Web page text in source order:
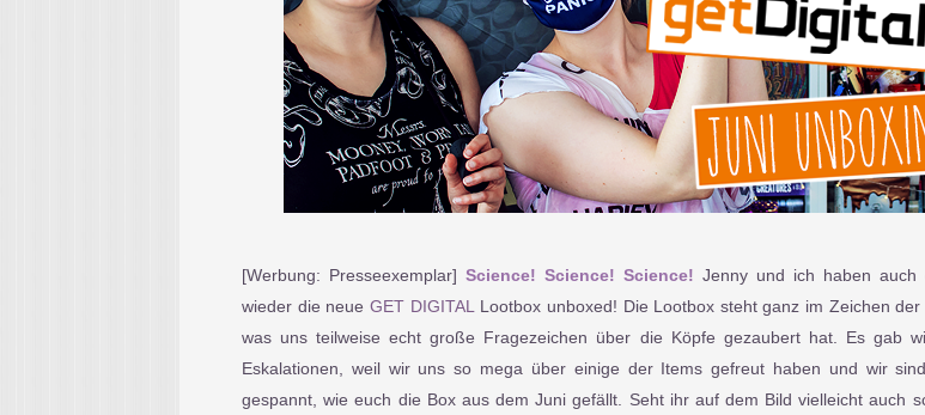
[Werbung: Presseexemplar] Science! Science! Science! Jenny und ich haben auch
wieder die neue GET DIGITAL Lootbox unboxed! Die Lootbox steht ganz im Zeichen der
was uns teilweise echt große Fragezeichen über die Köpfe gezaubert hat. Es gab
Eskalationen, weil wir uns so mega über einige der Items gefreut haben und wir
gespannt, wie euch die Box aus dem Juni gefällt. Seht ihr auf dem Bild vielleicht auch